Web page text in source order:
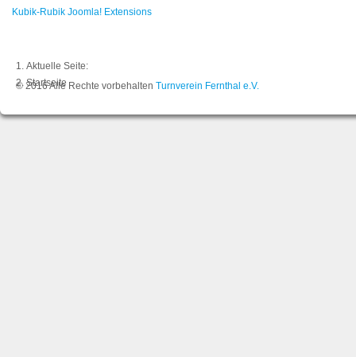
Kubik-Rubik Joomla! Extensions
Aktuelle Seite:
Startseite
© 2016 Alle Rechte vorbehalten Turnverein Fernthal e.V.